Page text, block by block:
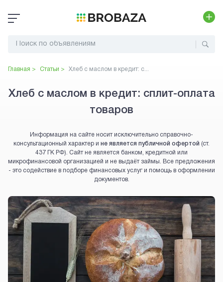
Главная > Статьи > Хлеб с маслом в кредит: с...
Хлеб с маслом в кредит: сплит-оплата
товаров
Информация на сайте носит исключительно справочно-
консультационный характер и не является публичной офертой (ст.
437 ГК РФ). Сайт не является банком, кредитной или
микрофинансовой организацией и не выдаёт займы. Все предложения
- это содействие в подборе финансовых услуг и помощь в оформлении
документов.